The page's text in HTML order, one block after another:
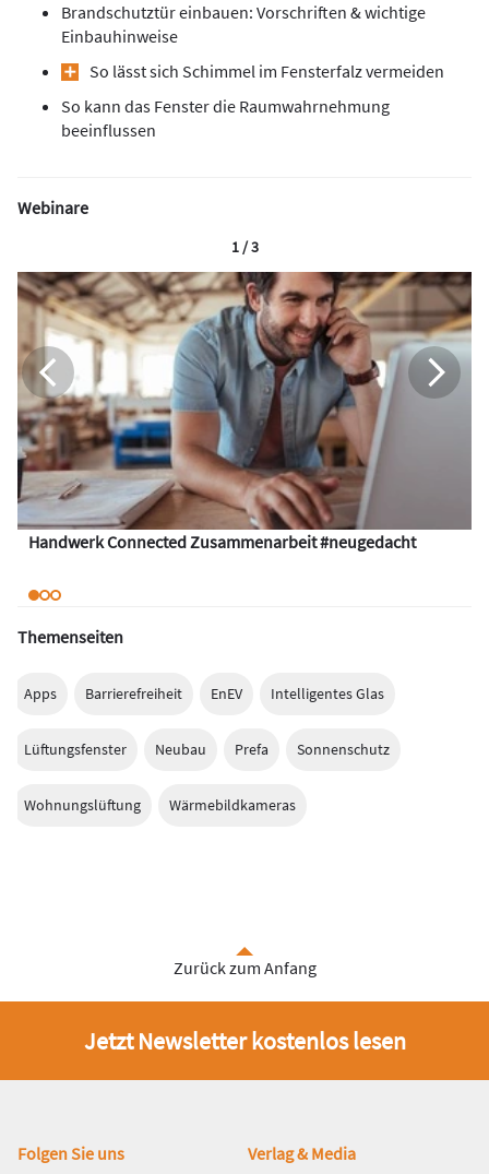
Brandschutztür einbauen: Vorschriften & wichtige
Einbauhinweise
So lässt sich Schimmel im Fensterfalz vermeiden
So kann das Fenster die Raumwahrnehmung
beeinflussen
Webinare
Handwerk Connected Zusammenarbeit #neugedacht
1 / 3
Themenseiten
Apps Barrierefreiheit EnEV Intelligentes Glas
Lüftungsfenster Neubau Prefa Sonnenschutz
Wohnungslüftung Wärmebildkameras
Zurück zum Anfang
Jetzt Newsletter kostenlos lesen
Fußbereich
Folgen Sie uns Verlag & Media